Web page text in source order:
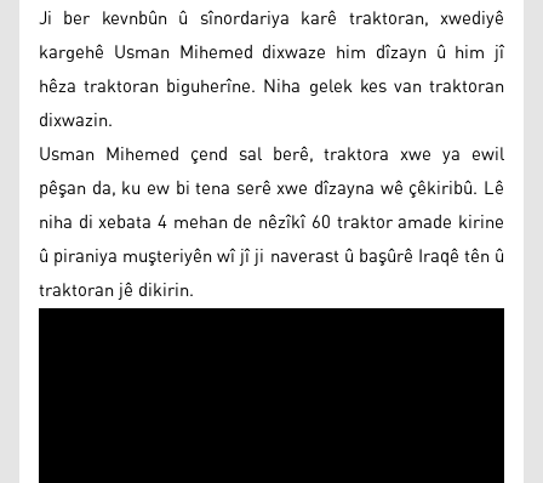
Ji ber kevnbûn û sînordariya karê traktoran, xwediyê
kargehê Usman Mihemed dixwaze him dîzayn û him jî
hêza traktoran biguherîne. Niha gelek kes van traktoran
dixwazin.
Usman Mihemed çend sal berê, traktora xwe ya ewil
pêşan da, ku ew bi tena serê xwe dîzayna wê çêkiribû. Lê
niha di xebata 4 mehan de nêzîkî 60 traktor amade kirine
û piraniya muşteriyên wî jî ji naverast û başûrê Iraqê tên û
traktoran jê dikirin.